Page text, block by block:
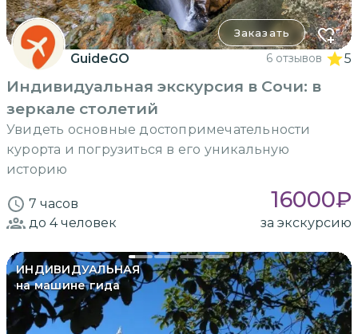
Заказать
GuideGO 6 отзывов 5
Индивидуальная экскурсия в Сочи: в
зеркале столетий
Увидеть основные достопримечательности
курорта и погрузиться в его уникальную
историю
7 часов 16000₽
до 4человек за экскурсию
ИНДИВИДУАЛЬНАЯ
на машине гида